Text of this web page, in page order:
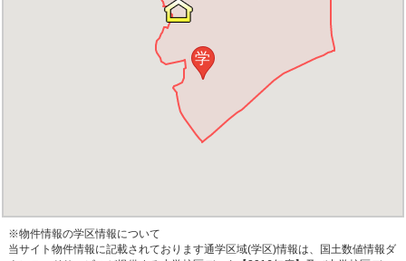
学
※物件情報の学区情報について
当サイト物件情報に記載されております通学区域(学区)情報は、国土数値情報ダ